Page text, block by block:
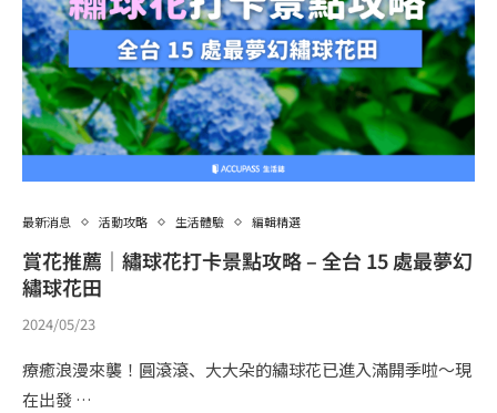
最新消息 活動攻略 生活體驗 編輯精選
賞花推薦｜繡球花打卡景點攻略 – 全台 15 處最夢幻
繡球花田
2024/05/23
療癒浪漫來襲！圓滾滾、大大朵的繡球花已進入滿開季啦～現
在出發 …